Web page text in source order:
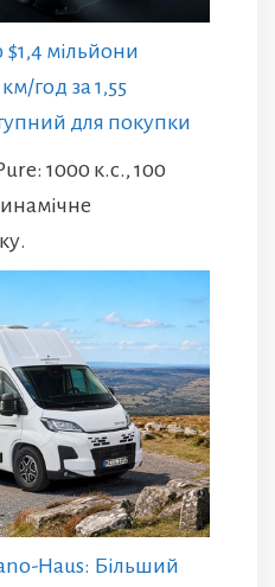
$1,4 мільйони
год за 1,55
для покупки
1000 к.с., 100
Haus: Більший